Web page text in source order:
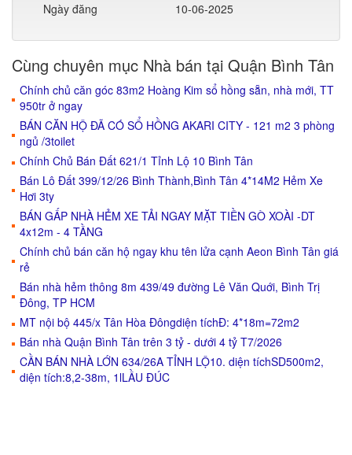
Ngày đăng
10-06-2025
Cùng chuyên mục Nhà bán tại Quận Bình Tân
Chính chủ căn góc 83m2 Hoàng Kim sổ hồng sẵn, nhà mới, TT
950tr ở ngay
BÁN CĂN HỘ ĐÃ CÓ SỔ HỒNG AKARI CITY - 121 m2 3 phòng
ngủ /3toilet
Chính Chủ Bán Đất 621/1 Tỉnh Lộ 10 Bình Tân
Bán Lô Đất 399/12/26 Bình Thành,Bình Tân 4*14M2 Hẻm Xe
Hơi 3ty
BÁN GẤP NHÀ HẺM XE TẢI NGAY MẶT TIỀN GÒ XOÀI -DT
4x12m - 4 TẦNG
Chính chủ bán căn hộ ngay khu tên lửa cạnh Aeon Bình Tân giá
rẻ
Bán nhà hẻm thông 8m 439/49 đường Lê Văn Quới, Bình Trị
Đông, TP HCM
MT nội bộ 445/x Tân Hòa Đôngdiện tíchĐ: 4*18m=72m2
Bán nhà Quận Bình Tân trên 3 tỷ - dưới 4 tỷ T7/2026
CẦN BÁN NHÀ LỚN 634/26A TỈNH LỘ10. diện tíchSD500m2,
diện tích:8,2-38m, 1lLẦU ĐÚC